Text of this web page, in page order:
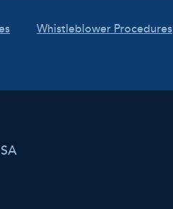
Whistleblower Procedures